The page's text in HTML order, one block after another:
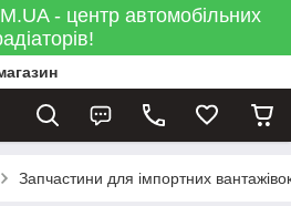
- центр автомобільних
Запчастини для імпортних